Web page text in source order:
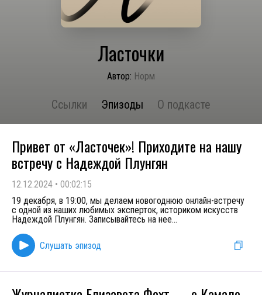
Ласточки
Автор: Норм
Ссылки Эпизоды О подкасте
Привет от «Ласточек»! Приходите на нашу
встречу с Надеждой Плунгян
12.12.2024 • 00:02:15
19 декабря, в 19:00, мы делаем новогоднюю онлайн-встречу
с одной из наших любимых эксперток, историком искусств
Надеждой Плунгян. Записывайтесь на нее...
Слушать эпизод